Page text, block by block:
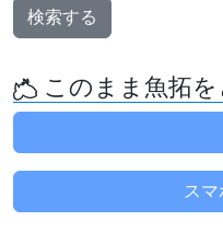
検索する
このまま魚拓を